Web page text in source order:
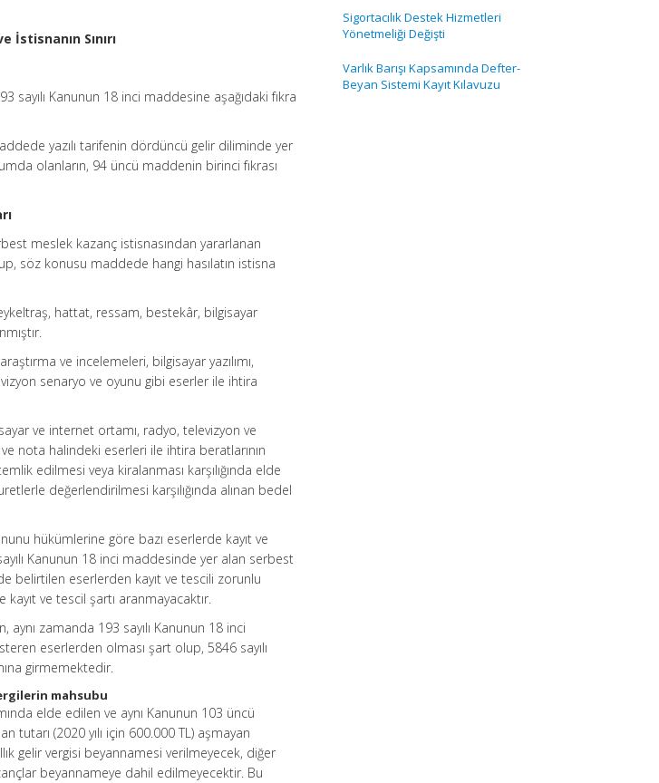
Sınırı
sayılı Kanunun 18 inci maddesine aşağıdaki fıkra
yazılı tarifenin dördüncü gelir diliminde yer
olanların, 94 üncü maddenin birinci fıkrası
meslek kazanç istisnasından yararlanan
söz konusu maddede hangi hasılatın istisna
hattat, ressam, bestekâr, bilgisayar
ve incelemeleri, bilgisayar yazılımı,
senaryo ve oyunu gibi eserler ile ihtira
ve internet ortamı, radyo, televizyon ve
nota halindeki eserleri ile ihtira beratlarının
edilmesi veya kiralanması karşılığında elde
değerlendirilmesi karşılığında alınan bedel
hükümlerine göre bazı eserlerde kayıt ve
Kanunun 18 inci maddesinde yer alan serbest
belirtilen eserlerden kayıt ve tescili zorunlu
ve tescil şartı aranmayacaktır.
aynı zamanda 193 sayılı Kanunun 18 inci
eserlerden olması şart olup, 5846 sayılı
girmemektedir.
mahsubu
elde edilen ve aynı Kanunun 103 üncü
(2020 yılı için 600.000 TL) aşmayan
gelir vergisi beyannamesi verilmeyecek, diğer
beyannameye dahil edilmeyecektir. Bu
Sigortacılık Destek Hizmetleri
Yönetmeliği Değişti
Varlık Barışı Kapsamında Defter-
Beyan Sistemi Kayıt Kılavuzu